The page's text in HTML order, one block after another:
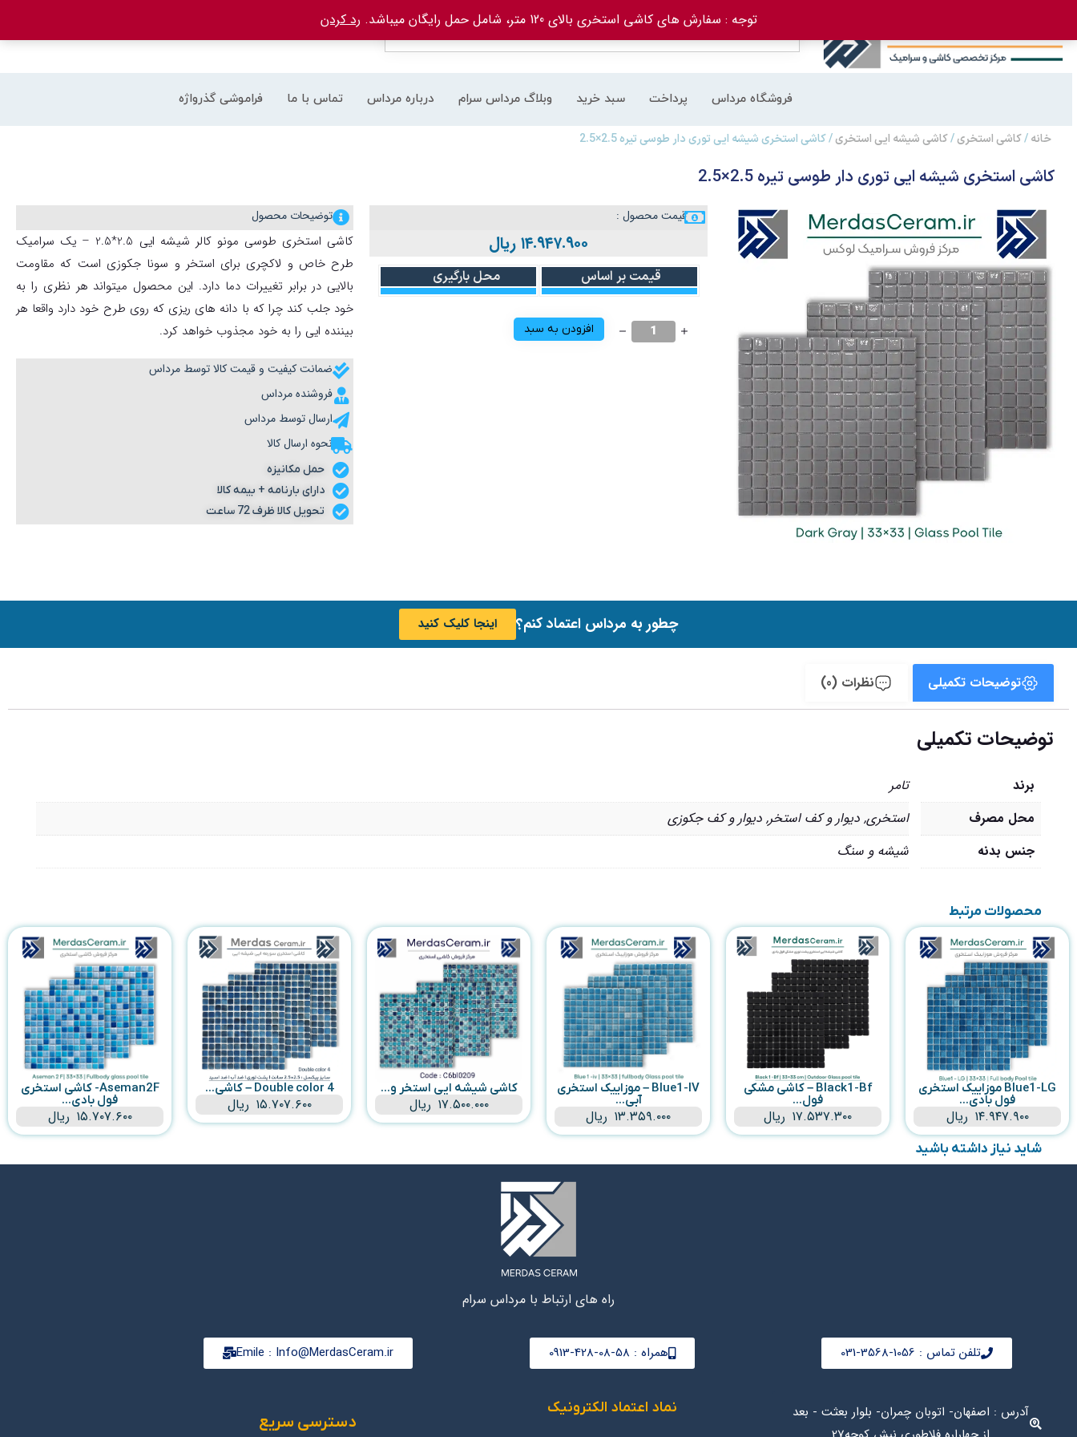
توجه : سفارش های کاشی استخری بالای 120 متر، شامل حمل رایگان میباشد. رد کردن
فروشگاه مرداس پرداخت سبد خرید وبلاگ مرداس سرام درباره مرداس تماس با ما فراموشی گذرواژه
خانه/کاشی استخری/کاشی شیشه ایی استخری/ کاشی استخری شیشه ایی توری دار طوسی تیره 2.5×2.5
کاشی استخری شیشه ایی توری دار طوسی تیره 2.5×2.5
قیمت محصول :
۱۴.۹۴۷.۹۰۰ریال
قیمت بر اساس محل بارگیری
افزودن به سبد
توضیحات محصول
کاشی استخری طوسی مونو کالر شیشه ایی 2.5*2.5 – یک سرامیک
طرح خاص و لاکچری برای استخر و سونا جکوزی است که مقاومت
بالایی در برابر تغییرات دما دارد. این محصول میتواند هر نظری را به
خود جلب کند چرا که با دانه های ریزی که روی طرح خود دارد واقعا هر
بیننده ایی را به خود مجذوب خواهد کرد.
ضمانت کیفیت و قیمت کالا توسط مرداس
فروشنده مرداس
ارسال توسط مرداس
نحوه ارسال کالا
حمل مکانیزه
دارای بارنامه + بیمه کالا
تحویل کالا ظرف 72 ساعت
چطور به مرداس اعتماد کنم؟ اینجا کلیک کنید
توضیحات تکمیلی نظرات (0)
توضیحات تکمیلی
برند
تامر
محل مصرف
استخری, دیوار و کف استخر, دیوار و کف جکوزی
جنس بدنه
شیشه و سنگ
محصولات مرتبط
Blue1-LG موزاییک استخری
فول بادی...
۱۴.۹۴۷.۹۰۰ ریال
Black1-Bf – کاشی مشکی
فول...
۱۷.۵۳۷.۳۰۰ ریال
Blue1-IV – موزاییک استخری
آبی...
۱۳.۳۵۹.۰۰۰ ریال
کاشی شیشه ایی استخر و...
۱۷.۵۰۰.۰۰۰ ریال
Double color 4 – کاشی...
۱۵.۷۰۷.۶۰۰ ریال
Aseman2F- کاشی استخری
فول بادی...
۱۵.۷۰۷.۶۰۰ ریال
شاید نیاز داشته باشید
راه های ارتباط با مرداس سرام
تلفن تماس : 1056-3568-031 همراه : 58-08-428-0913 Emile : Info@MerdasCeram.ir
آدرس : اصفهان- اتوبان چمران- بلوار بعثت - بعد
نماد اعتماد الکترونیک
دسترسی سریع